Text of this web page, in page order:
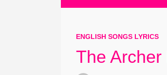
ENGLISH SONGS LYRICS
The Archer